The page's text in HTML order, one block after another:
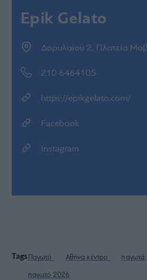
Epik Gelato
Δορυλαίου 2, Πλατεία
210 6464105
https://epikgelato.com/
Facebook
Instagram
Tags Παγωτό Αθήνα κέντρο παγωτά
παγωτό 2026